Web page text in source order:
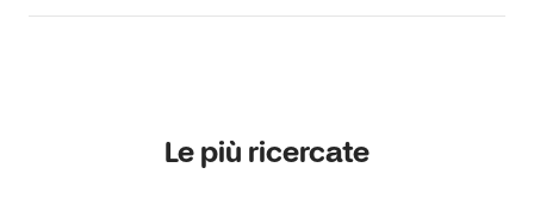
Le più ricercate